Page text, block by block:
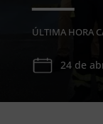
ÚLTIMA HORA
24 de